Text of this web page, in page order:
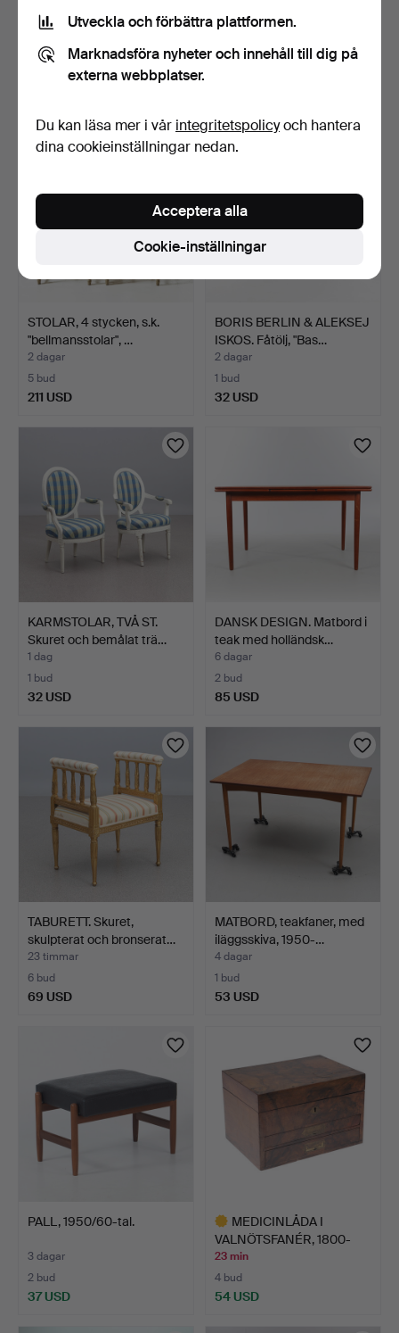
CARL MALMSTEN. Fåtölj,
8 dagar
KARMSTOL,
talets…
1 tim 13 min
STOLAR, 4 stycken, s.k.
"bellmansstolar", …
2 dagar
5 bud
211 USD
BORIS BERLIN & ALEKSEJ
ISKOS. Fåtölj, "Bas…
2 dagar
1 bud
32 USD
KARMSTOLAR, TVÅ ST.
Skuret och bemålat trä…
1 dag
1 bud
32 USD
DANSK DESIGN. Matbord i
teak med holländsk…
6 dagar
2 bud
85 USD
TABURETT. Skuret,
skulpterat och bronserat…
23 timmar
6 bud
69 USD
MATBORD, teakfaner, med
iläggsskiva, 1950-…
4 dagar
1 bud
53 USD
PALL, 1950/60-tal.
3 dagar
2 bud
37 USD
MEDICINLÅDA I
VALNÖTSFANÉR, 1800-
TAL.
23 min
4 bud
54 USD
Utveckla och förbättra plattformen.
Marknadsföra nyheter och innehåll till dig på
externa webbplatser.
Du kan läsa mer i vår integritetspolicyoch hantera
dina cookieinställningar nedan.
Cookie-inställningar
Acceptera alla